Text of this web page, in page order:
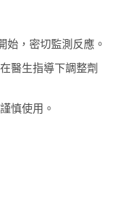
始，密切監測反應。
醫生指導下調整劑
慎使用。